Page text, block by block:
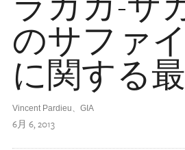
のサファ
に関する
Vincent Pardieu、GIA
6月 6, 2013